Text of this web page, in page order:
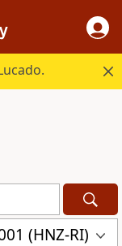
(HNZ-RI)